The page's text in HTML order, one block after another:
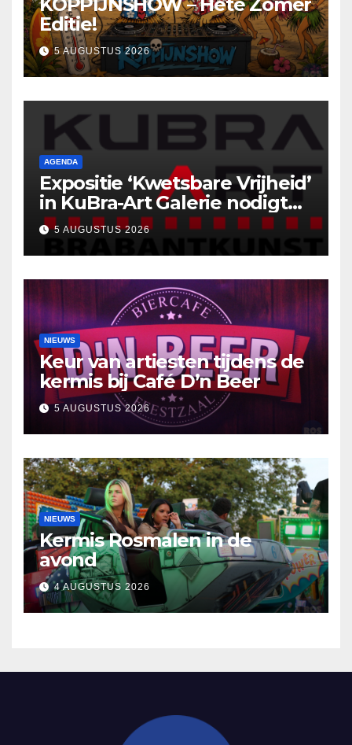
Editie!
5 AUGUSTUS 2026
AGENDA
Expositie ‘Kwetsbare Vrijheid’
in KuBra-Art Galerie nodigt
uit tot ontmoeting en
reflectie
5 AUGUSTUS 2026
NIEUWS
Keur van artiesten tijdens de
kermis bij Café D’n Beer
5 AUGUSTUS 2026
NIEUWS
Kermis Rosmalen in de
avond
4 AUGUSTUS 2026